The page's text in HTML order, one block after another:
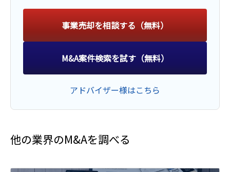
事業売却を相談する（無料）
M&A案件検索を試す（無料）
アドバイザー様はこちら
他の業界のM&Aを調べる